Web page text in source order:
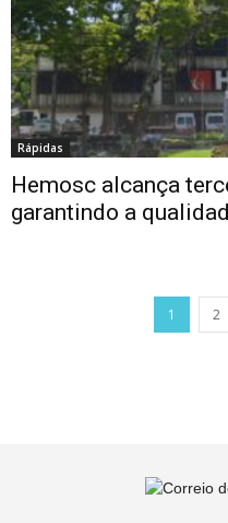
Rápidas
Hemosc alcança
garantindo a
1 2